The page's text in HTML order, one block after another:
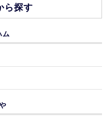
ら探す
ム